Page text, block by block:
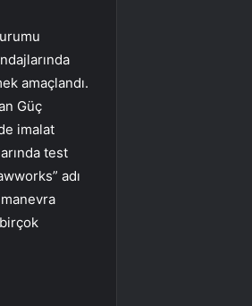
amaçlandı.
Güç
imalat
test
adı